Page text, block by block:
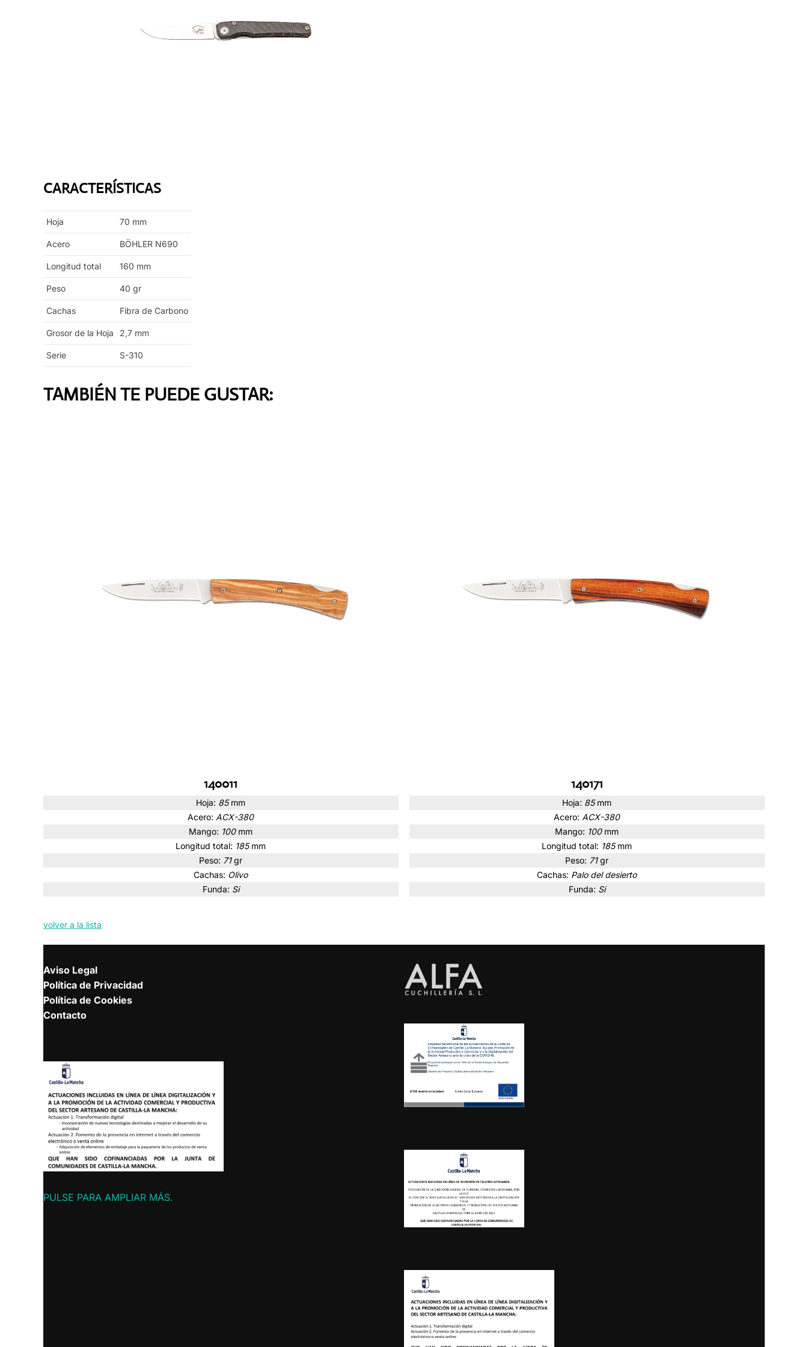
CARACTERÍSTICAS
Hoja 70 mm
Acero BÖHLER N690
Longitud total 160 mm
Peso 40 gr
Cachas Fibra de Carbono
Grosor de la Hoja 2,7 mm
Serie S-310
TAMBIÉN TE PUEDE GUSTAR:
140011
Hoja: 85 mm
Acero: ACX-380
Mango: 100 mm
Longitud total: 185 mm
Peso: 71 gr
Cachas: Olivo
Funda: Si
140171
Hoja: 85 mm
Acero: ACX-380
Mango: 100 mm
Longitud total: 185 mm
Peso: 71 gr
Cachas: Palo del desierto
Funda: Si
volver a la lista
Aviso Legal
Política de Privacidad
Política de Cookies
Contacto
PULSE PARA AMPLIAR MÁS.